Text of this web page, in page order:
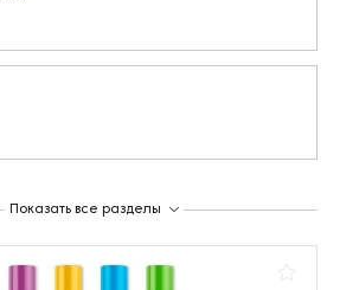
Показать все разделы